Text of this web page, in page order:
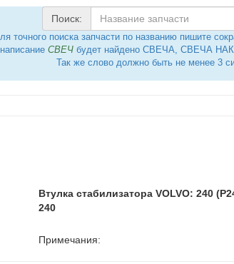
Поиск:
точного поиска запчасти по названию пишите
СВЕЧбудет найдено СВЕЧА, СВЕЧА
Так же слово должно быть не менее 3
Втулка стабилизатора VOLVO: 240
240
Примечания: